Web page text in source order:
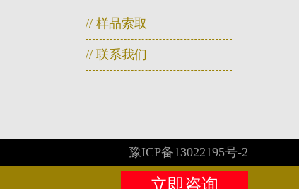
// 样品索取
// 联系我们
豫ICP备13022195号-2
立即咨询